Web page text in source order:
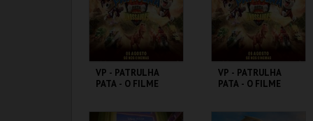
VP - PATRULHA
PATA - O FILME
CINEMAS CINEMAX
VP - PATRULHA
PATA - O FILME
CINEMAS CINEMAX